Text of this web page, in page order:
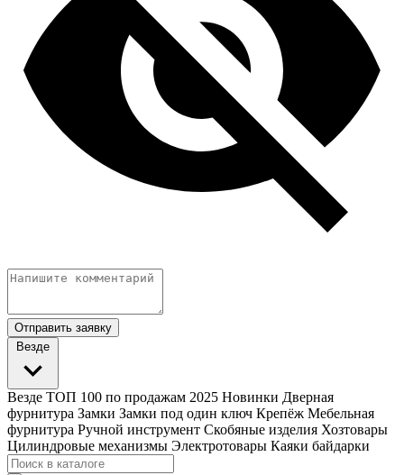
Отправить заявку
Везде
Везде ТОП 100 по продажам 2025 Новинки Дверная
фурнитура Замки Замки под один ключ Крепёж Мебельная
фурнитура Ручной инструмент Скобяные изделия Хозтовары
Цилиндровые механизмы Электротовары Каяки байдарки